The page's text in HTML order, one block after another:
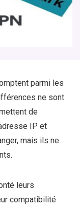
parmi les
ne sont
de
IP et
mais ils ne
leurs
compatibilité